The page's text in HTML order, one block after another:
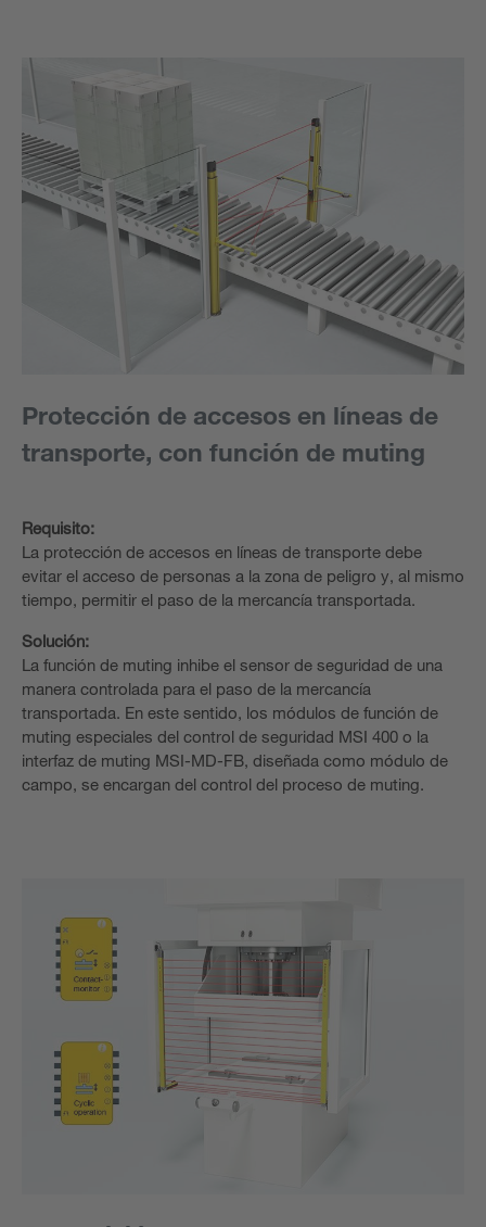
Protección de accesos en líneas de
transporte, con función de muting
Requisito:
La protección de accesos en líneas de transporte debe
evitar el acceso de personas a la zona de peligro y, al mismo
tiempo, permitir el paso de la mercancía transportada.
Solución:
La función de muting inhibe el sensor de seguridad de una
manera controlada para el paso de la mercancía
transportada. En este sentido, los módulos de función de
muting especiales del control de seguridad MSI 400 o la
interfaz de muting MSI-MD-FB, diseñada como módulo de
campo, se encargan del control del proceso de muting.